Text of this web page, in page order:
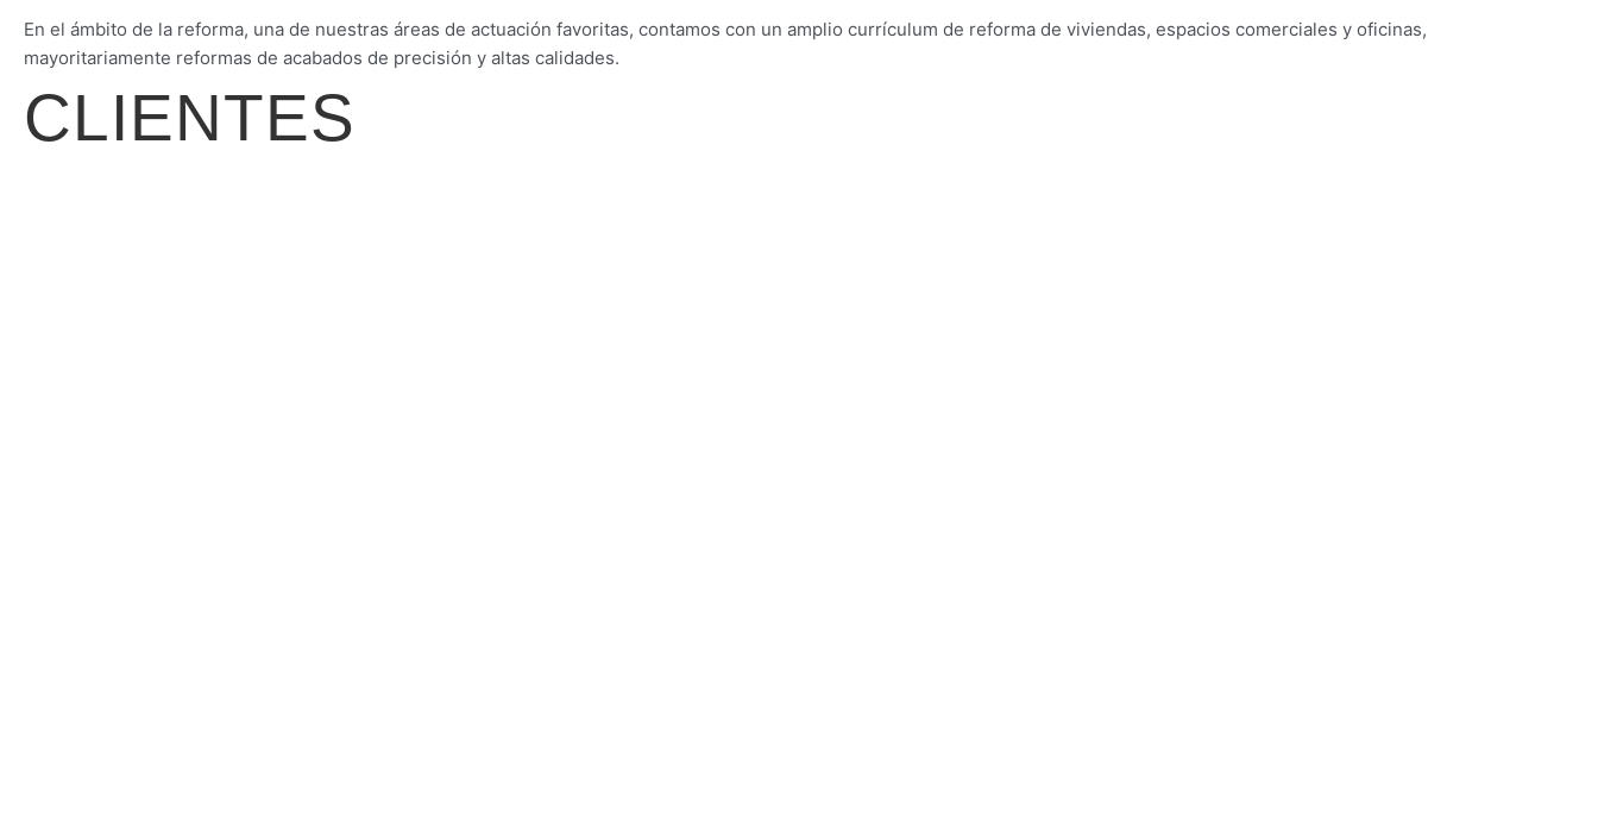
En el ámbito de la reforma, una de nuestras áreas de actuación favoritas, contamos con un amplio currículum de reforma de viviendas, espacios comerciales y oficinas,
mayoritariamente reformas de acabados de precisión y altas calidades.
CLIENTES